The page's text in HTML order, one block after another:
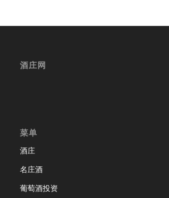
酒庄网
菜单
酒庄
名庄酒
葡萄酒投资